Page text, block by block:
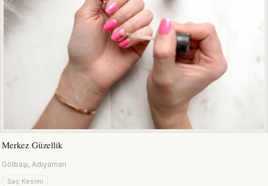
Merkez Güzellik
Gölbaşı, Adıyaman
Saç Kesimi